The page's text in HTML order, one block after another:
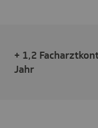
+ 1,2
Jahr